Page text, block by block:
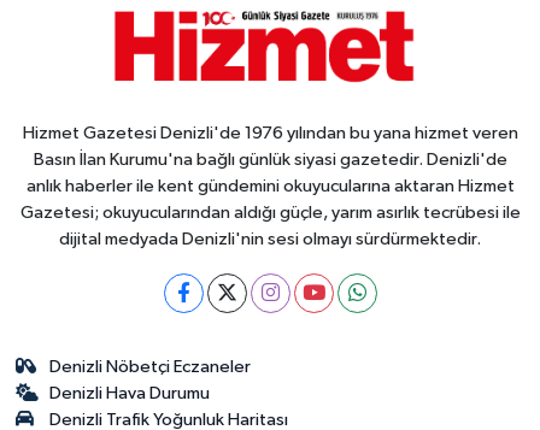
Hizmet Gazetesi Denizli'de 1976 yılından bu yana hizmet veren
Basın İlan Kurumu'na bağlı günlük siyasi gazetedir. Denizli'de
anlık haberler ile kent gündemini okuyucularına aktaran Hizmet
Gazetesi; okuyucularından aldığı güçle, yarım asırlık tecrübesi ile
dijital medyada Denizli'nin sesi olmayı sürdürmektedir.
Denizli Nöbetçi Eczaneler
Denizli Hava Durumu
Denizli Trafik Yoğunluk Haritası